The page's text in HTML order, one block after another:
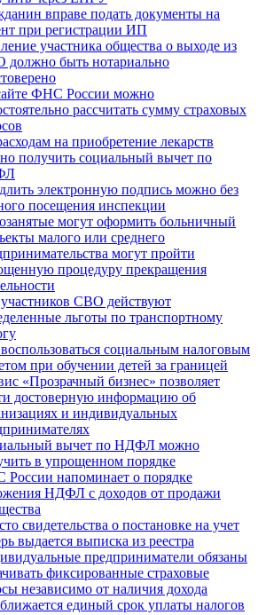
вправе подать документы на
при регистрации ИП
участника общества о выходе из
быть нотариально
ФНС России можно
рассчитать сумму страховых
на приобретение лекарств
получить социальный вычет по
электронную подпись можно без
посещения инспекции
могут оформить больничный
малого или среднего
могут пройти
процедуру прекращения
СВО действуют
льготы по транспортному
социальным налоговым
при обучении детей за границей
«Прозрачный бизнес» позволяет
достоверную информацию об
и индивидуальных
вычет по НДФЛ можно
в упрощенном порядке
напоминает о порядке
НДФЛ с доходов от продажи
свидетельства о постановке на учет
выдается выписка из реестра
предприниматели обязаны
фиксированные страховые
независимо от наличия дохода
единый срок уплаты налогов